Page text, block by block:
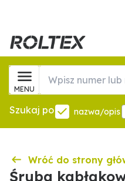
MENU
Szukaj po nazwa/opis
Wróć do strony
Śruba